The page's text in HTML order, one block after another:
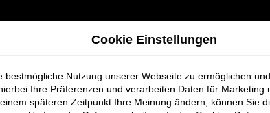
für Rotenburg bei Schmidt + Koch
Cookie Einstellungen
bestmögliche Nutzung unserer Webseite zu ermöglichen
Ihre Präferenzen und verarbeiten Daten für Marketing
späteren Zeitpunkt Ihre Meinung ändern, können Sie